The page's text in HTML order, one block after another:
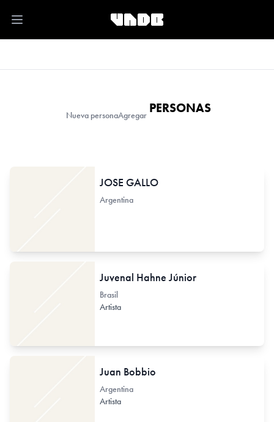
Open main menu
Nueva personaAgregar PERSONAS
JOSE GALLO
Argentina
Juvenal Hahne Júnior
Brasil
Artista
Juan Bobbio
Argentina
Artista